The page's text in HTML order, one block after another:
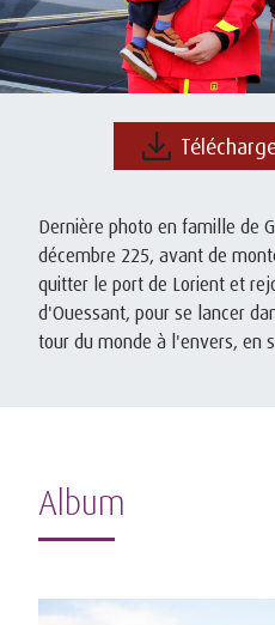
Dernière photo en famille de
décembre 225, avant de
quitter le port de Lorient et
d'Ouessant, pour se lancer
tour du monde à l'envers, en
Album